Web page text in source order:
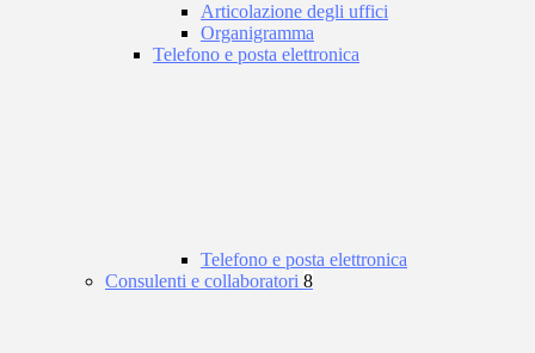
Articolazione degli uffici
Organigramma
Telefono e posta elettronica
Telefono e posta elettronica
Consulenti e collaboratori 8